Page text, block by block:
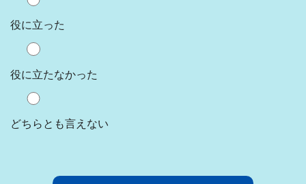
役に立った
役に立たなかった
どちらとも言えない